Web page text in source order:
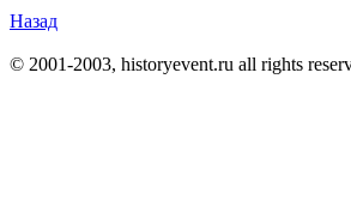
Назад
© 2001-2003, historyevent.ru all rights